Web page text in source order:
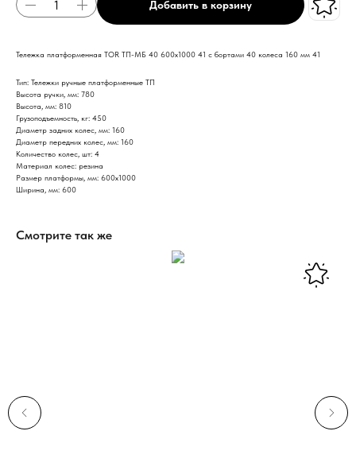
Добавить в корзину
Тележка платформенная TOR ТП-МБ 40 600х1000 41 с бортами 40 колеса 160 мм 41
Тип: Тележки ручные платформенные ТП
Высота ручки, мм: 780
Высота, мм: 810
Грузоподъемность, кг: 450
Диаметр задних колес, мм: 160
Диаметр передних колес, мм: 160
Количество колес, шт: 4
Материал колес: резина
Размер платформы, мм: 600х1000
Ширина, мм: 600
Смотрите так же